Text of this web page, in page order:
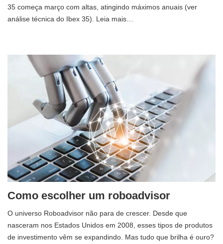
35 começa março com altas, atingindo máximos anuais (ver
análise técnica do Ibex 35). Leia mais…
Como escolher um roboadvisor
O universo Roboadvisor não para de crescer. Desde que
nasceram nos Estados Unidos em 2008, esses tipos de produtos
de investimento vêm se expandindo. Mas tudo que brilha é ouro?